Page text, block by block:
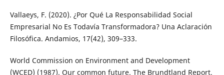
Vallaeys, F. (2020). ¿Por Qué La Responsabilidad Social
Empresarial No Es Todavía Transformadora? Una Aclaración
Filosófica. Andamios, 17(42), 309–333.
World Commission on Environment and Development
(WCED) (1987). Our common future. The Brundtland Report.